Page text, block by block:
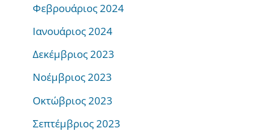
Φεβρουάριος 2024
Ιανουάριος 2024
Δεκέμβριος 2023
Νοέμβριος 2023
Οκτώβριος 2023
Σεπτέμβριος 2023